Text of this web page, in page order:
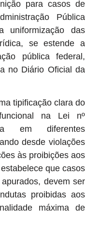
para casos de
Pública
uniformização das
se estende a
pública federal,
no Diário Oficial da
tipificação clara do
na Lei nº
em diferentes
desde violações
às proibições aos
que casos
devem ser
proibidas aos
máxima de